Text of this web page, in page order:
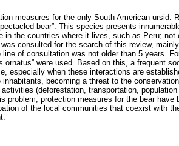
measures for the only South American ursid.
bear”. This species presents
the countries where it lives, such as Peru; not
consulted for the search of this review,
of consultation was not older than 5 years.
ornatus” were used. Based on this, a frequent
especially when these interactions are
becoming a threat to the
(deforestation, transportation, population
problem, protection measures for the bear have
of the local communities that coexist with